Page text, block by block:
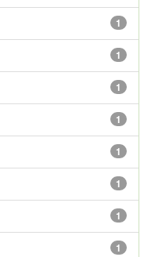
1
1
1
1
1
1
1
1